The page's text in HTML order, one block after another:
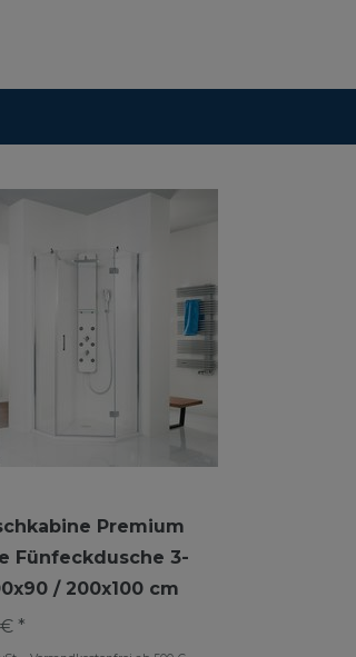
Premium
Fünfeckdusche 3-
/ 200x100 cm
*